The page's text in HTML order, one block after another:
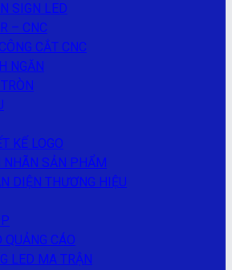
SIGN LED
– CNC
CẮT CNC
NGĂN
KẾ LOGO
NHÃN SẢN PHẨM
DIỆN THƯƠNG HIỆU
QUẢNG CÁO
LED MA TRẬN